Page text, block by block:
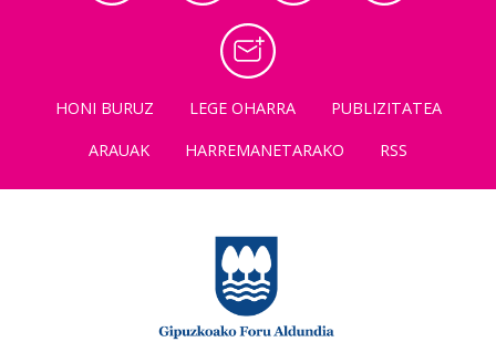
HONI BURUZ LEGE OHARRA
PUBLIZITATEA
ARAUAK
HARREMANETARAKO RSS